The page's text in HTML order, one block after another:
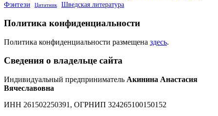
Фэнтези Цитатник Шведская литература
Политика конфиденциальности
Политика конфиденциальности размещена здесь.
Сведения о владельце сайта
Индивидуальный предприниматель Акинина Анастасия
Вячеславовна
ИНН 261502250391, ОГРНИП 324265100150152